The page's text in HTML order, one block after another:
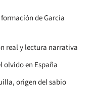
de García
real y lectura narrativa
olvido en España
origen del sabio